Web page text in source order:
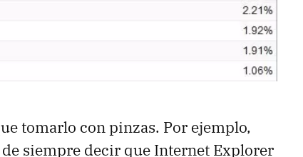
tomarlo con pinzas. Por ejemplo,
siempre decir que Internet Explorer